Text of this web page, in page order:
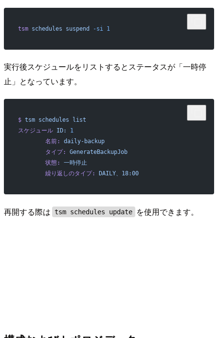
tsm schedules suspend -si 1
実行後スケジュールをリストするとステータスが「一時停
止」となっています。
$ tsm schedules list
スケジュール ID:
1
        名前:
daily-backup
        タイプ:
GenerateBackupJob
        状態:
一時停止
        繰り返しのタイプ:
DAILY、18:00
再開する際は tsm schedules update を使用できます。